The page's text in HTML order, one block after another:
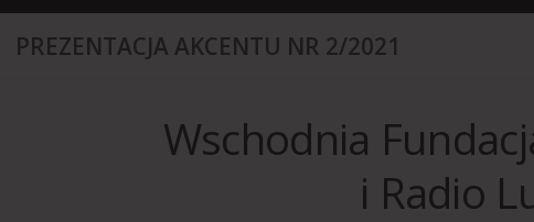
PREZENTACJA AKCENTU NR 2/2021
Wschodnia
i Radio